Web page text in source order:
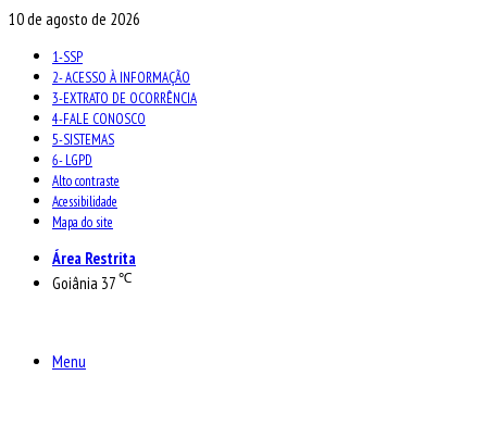
10 de agosto de 2026
1-SSP
2- ACESSO À INFORMAÇÃO
3-EXTRATO DE OCORRÊNCIA
4-FALE CONOSCO
5-SISTEMAS
6- LGPD
Alto contraste
Acessibilidade
Mapa do site
Área Restrita
Goiânia 37℃
Menu